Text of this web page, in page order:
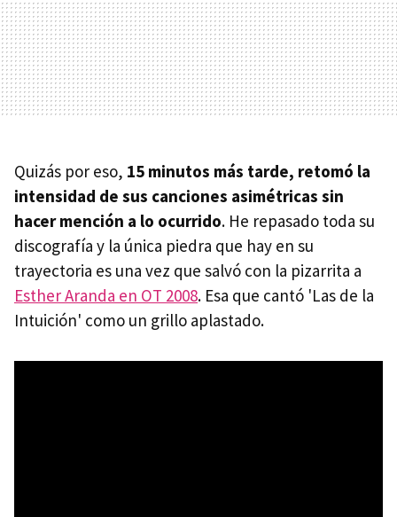
Quizás por eso, 15 minutos más tarde, retomó la
intensidad de sus canciones asimétricas sin
hacer mención a lo ocurrido. He repasado toda su
discografía y la única piedra que hay en su
trayectoria es una vez que salvó con la pizarrita a
Esther Aranda en OT 2008. Esa que cantó 'Las de la
Intuición' como un grillo aplastado.